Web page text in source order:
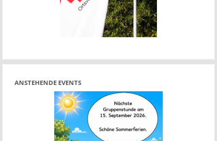
ANSTEHENDE EVENTS